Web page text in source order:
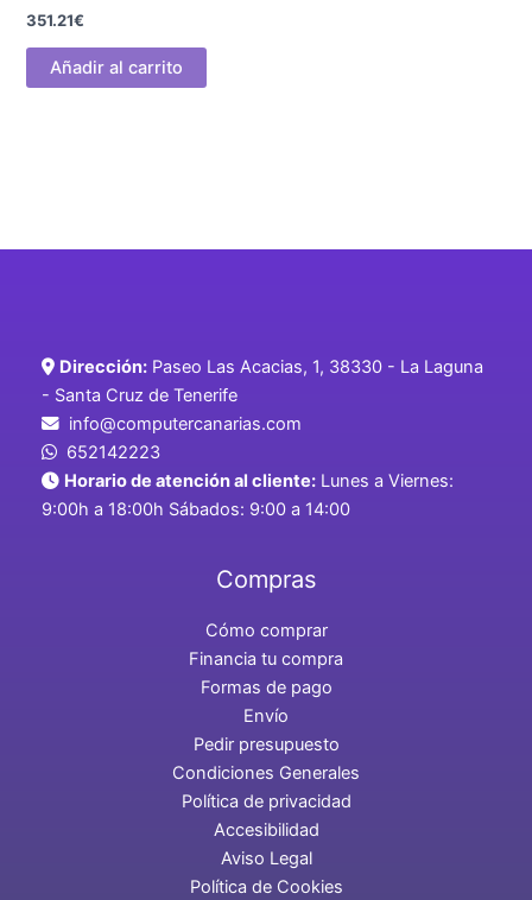
351.21€
Añadir al carrito
Dirección: Paseo Las Acacias, 1, 38330 - La Laguna
- Santa Cruz de Tenerife
info@computercanarias.com
652142223
Horario de atención al cliente: Lunes a Viernes:
9:00h a 18:00h Sábados: 9:00 a 14:00
Compras
Cómo comprar
Financia tu compra
Formas de pago
Envío
Pedir presupuesto
Condiciones Generales
Política de privacidad
Accesibilidad
Aviso Legal
Política de Cookies